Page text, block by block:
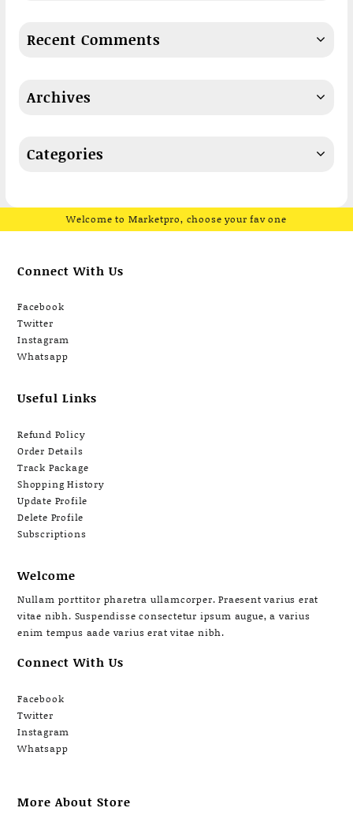
Recent Comments
Archives
Categories
Welcome to Marketpro, choose your fav one
Connect With Us
Facebook
Twitter
Instagram
Whatsapp
Useful Links
Refund Policy
Order Details
Track Package
Shopping History
Update Profile
Delete Profile
Subscriptions
Welcome
Nullam porttitor pharetra ullamcorper. Praesent varius erat
vitae nibh. Suspendisse consectetur ipsum augue, a varius
enim tempus aade varius erat vitae nibh.
Connect With Us
Facebook
Twitter
Instagram
Whatsapp
More About Store